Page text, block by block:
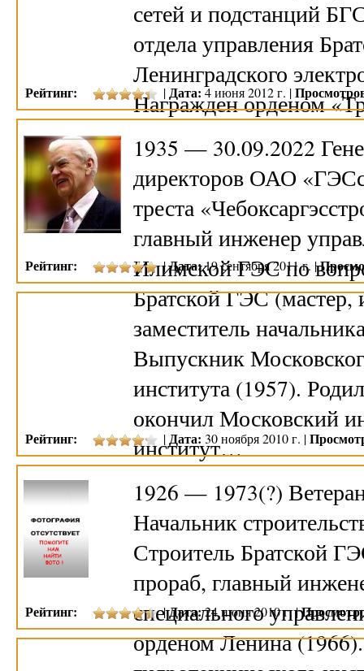
сетей и подстанций
отдела управления
Ленинградского
Награжден орденом
1935 — 30.09.2022
директоров ОАО
треста
главный инженер
Илимской ГЭС по
Братской ГЭС
заместитель
Выпускник
института (1957).
окончил Московский
институт…
1926 — 1973(?)
Начальник
Строитель Братской
прораб, главный
специального
орденом Ленина
Рейтинг: |Дата:4 июня 2012 г. |
Рейтинг: |Дата:19 сентября 2011 г. |
Рейтинг: |Дата: 30 ноября 2010 г. |
Рейтинг: |Дата:24 июня 2010 г. |